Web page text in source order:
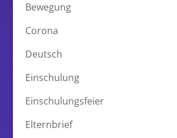
Bewegung
Corona
Deutsch
Einschulung
Einschulungsfeier
Elternbrief